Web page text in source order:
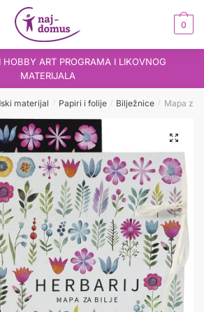
0
HOBBY ART PROGRAMA I LIKOVNOG
MATERIJALA
materijal / Papiri i folije / Bilježnice / Mapa za